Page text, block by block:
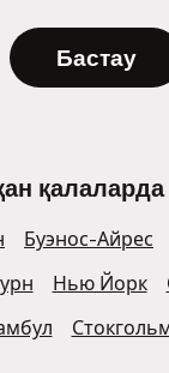
Бастау
Буэнос-Айрес
Нью Йорк